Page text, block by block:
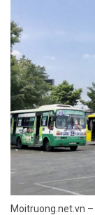
Moitruong.net.vn